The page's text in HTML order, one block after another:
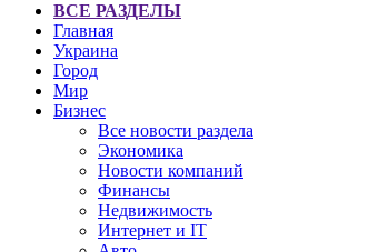
ВСЕ РАЗДЕЛЫ
Главная
Украина
Город
Мир
Бизнес
Все новости раздела
Экономика
Новости компаний
Финансы
Недвижимость
Интернет и IT